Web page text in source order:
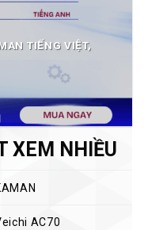
TIẾNG VIỆT,
XEM NHIỀU
AC70